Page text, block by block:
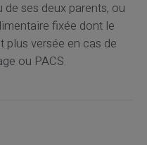
ses deux parents, ou
fixée dont le
plus versée en cas de
ou PACS.